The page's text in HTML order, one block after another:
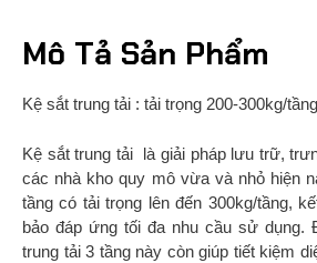
Mô Tả Sản Phẩm
Kệ sắt trung tải : tải trọng 200-300kg/tầng
Kệ sắt trung tải là giải pháp lưu trữ,
các nhà kho quy mô vừa và nhỏ hiện
tầng có tải trọng lên đến 300kg/tầng,
bảo đáp ứng tối đa nhu cầu sử dụng.
trung tải 3 tầng này còn giúp tiết kiệm